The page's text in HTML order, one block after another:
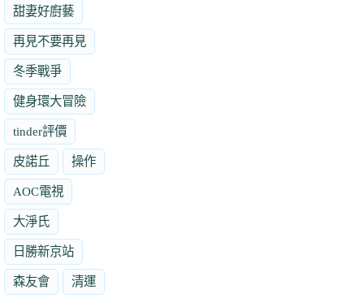
甜妻好廚藝
再見不要再見
冬季戰爭
健身環大冒險
tinder評價
皮諾丘 操作
AOC電視
大淨氏
日勝新京站
森友會 清運